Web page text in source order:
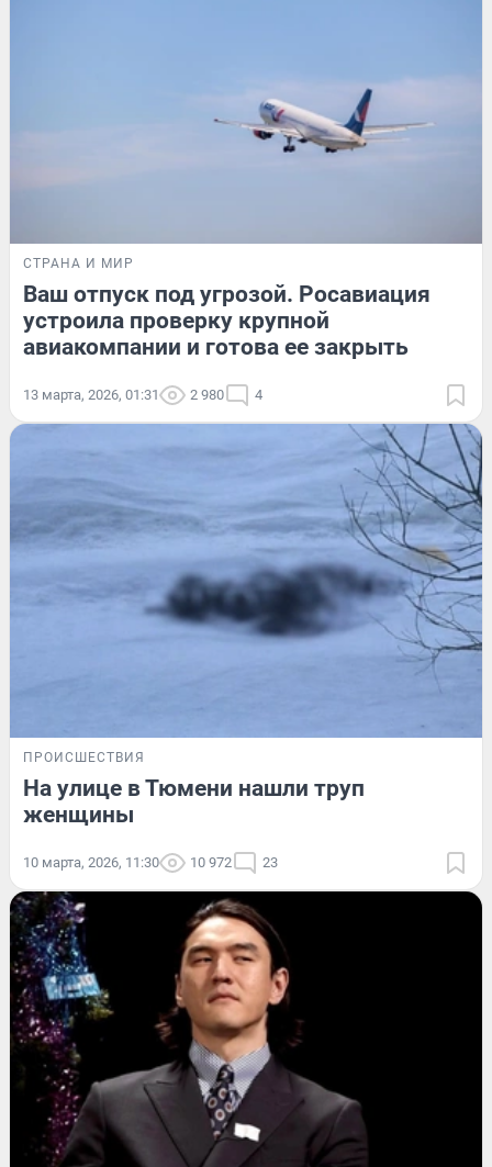
СТРАНА И МИР
Ваш отпуск под угрозой. Росавиация
устроила проверку крупной
авиакомпании и готова ее закрыть
13 марта, 2026, 01:31 2 980 4
ПРОИСШЕСТВИЯ
На улице в Тюмени нашли труп
женщины
10 марта, 2026, 11:30 10 972 23